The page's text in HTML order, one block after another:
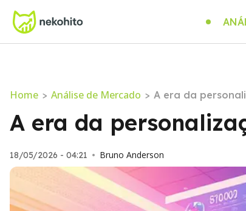
Home > Análise de Mercado > A era da
A era da
18/05/2026 - 04:21 • Bruno Anderson